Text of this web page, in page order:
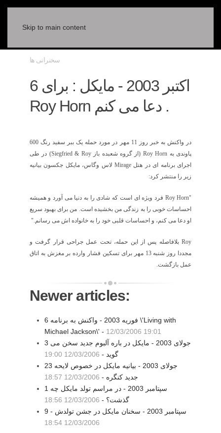
Skip to main content
سخنرانی ها
6 اکتبر 2003 - مایکل : برای
Roy Horn دعا می کنم .
در واکنش به خبر روز 11 مهر در مورد حمله يک ببر سفيد رنگ 600
پاوندی به Roy Horn (از گروه شعبده بازSiegfried & Roy) در طی
اجرای برنامه ای در هتل Mirage لاس وگاس، مايکل جکسون بيانيه
زير را منتشر کرد:
"
Roy Horn فرد ويژه ای است که شادی را به دنيا می آورد و هميشه
احساسات خوبی را به زندگی من بخشيده است. من برای بهبود سريع
او دعا می کنم، و احساسات قلبی خود را به خانواده اش می رسانم."
Royبلافاصله پس از اين حمله، تحت عمل جراحی قرار گرفت و
مجددا روز شنبه 13 مهر برای تسکين فشار وارده بر مغزش به اتاق
عمل بازگشت.
Newer articles:
6 فوریه 2003 - واکنش به برنامه \'Living with
Michael Jackson\' - 12/03/2006 19:01
3 جولای 2003 - مايکل در باره آلبوم جديد سخن می
گويد - 12/03/2006 19:00
23 جولای 2003 - بيانيه مايکل در خصوص لايحه
جديد کنگره - 12/03/2006 18:57
1 سپتامبر 2003 - در مراسم تولد مايکل چه
گذشت؟ - 12/03/2006 18:56
9 سپتامبر 2003 - سخنان مايکل در جشن تولدش -
12/03/2006 18:54